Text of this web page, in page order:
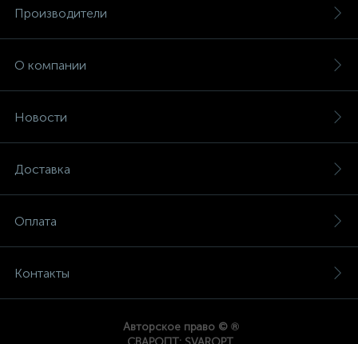
Производители
О компании
Новости
Доставка
Оплата
Контакты
Авторское право © ®